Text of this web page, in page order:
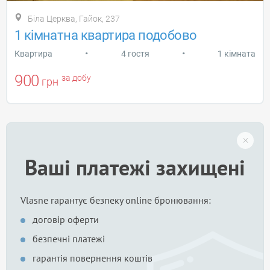
Біла Церква, Гайок, 237
1 кімнатна квартира подобово
Квартира • 4 гостя • 1 кімната
900 грн за добу
Ваші платежі захищені
Vlasne гарантує безпеку online бронювання:
договір оферти
безпечні платежі
гарантія повернення коштів